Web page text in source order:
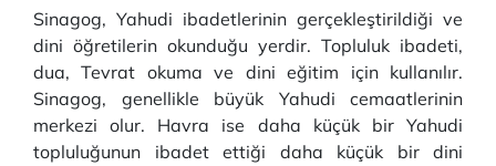
Sinagog, Yahudi ibadetlerinin gerçekleştirildiği ve
dini öğretilerin okunduğu yerdir. Topluluk ibadeti,
dua, Tevrat okuma ve dini eğitim için kullanılır.
Sinagog, genellikle büyük Yahudi cemaatlerinin
merkezi olur. Havra ise daha küçük bir Yahudi
topluluğunun ibadet ettiği daha küçük bir dini